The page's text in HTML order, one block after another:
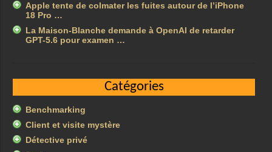
Apple tente de colmater les fuites autour de l’iPhone
18 Pro …
La Maison-Blanche demande à OpenAI de retarder
GPT-5.6 pour examen …
Catégories
Benchmarking
Client et visite mystère
Détective privé